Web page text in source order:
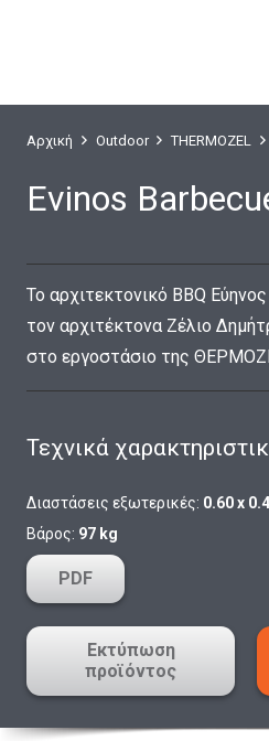
Αρχική Outdoor THERMOZEL
Evinos
Το αρχιτεκτονικό BBQ
τον αρχιτέκτονα Ζέλιο
στο εργοστάσιο της
Τεχνικά
Διαστάσεις εξωτερικές: 0.60 x
Βάρος: 97 kg
PDF
Εκτύπωση
προϊόντος